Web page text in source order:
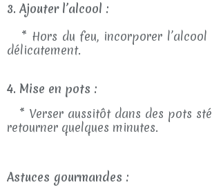
3. Ajouter l’alcool :
* Hors du feu, incorporer l’alcool
délicatement.
4. Mise en pots :
* Verser aussitôt dans des pots
retourner quelques minutes.
Astuces gourmandes :